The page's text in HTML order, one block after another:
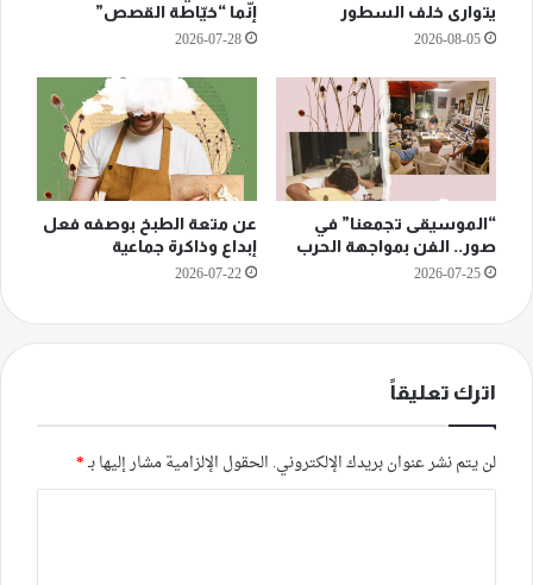
يتوارى خلف السطور
2026-08-05
إنّما “خيّاطة القصص”
2026-07-28
“الموسيقى تجمعنا” في
صور.. الفن بمواجهة الحرب
2026-07-25
عن متعة الطبخ بوصفه فعل
إبداع وذاكرة جماعية
2026-07-22
اترك تعليقاً
لن يتم نشر عنوان بريدك الإلكتروني. الحقول الإلزامية مشار إليها بـ*